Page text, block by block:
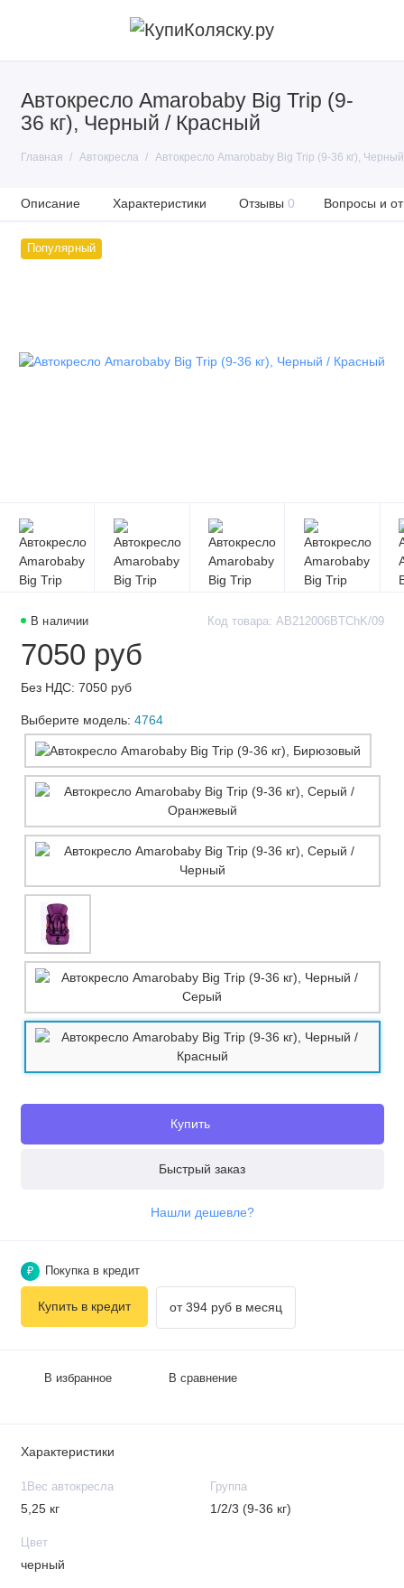
Автокресло Amarobaby Big Trip (9-
36 кг), Черный / Красный
Главная Автокресла Автокресло Amarobaby Big Trip (9-36 кг),
Описание Характеристики Отзывы 0 Вопросы и
Популярный
В наличии Код товара: AB212006BTChK/09
7050 руб
Без НДС: 7050 руб
Выберите модель: 4764
Купить
Быстрый заказ
Нашли дешевле?
В избранное В сравнение
₽ Покупка в кредит
Купить в кредит от 394 руб в месяц
Характеристики
1Вес автокресла
5,25 кг
Группа
1/2/3 (9-36 кг)
Цвет
черный